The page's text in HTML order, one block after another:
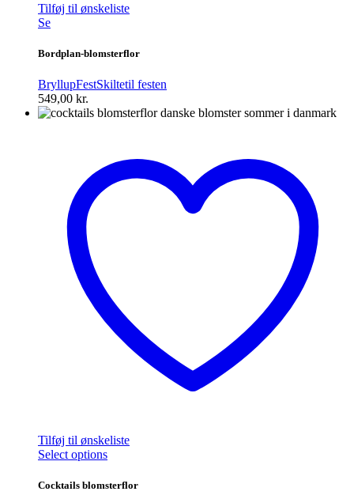
Tilføj til ønskeliste
Se
Bordplan-blomsterflor
BryllupFestSkiltetil festen
549,00 kr.
Tilføj til ønskeliste
Select optionsDette
har
Cocktails blomsterflor